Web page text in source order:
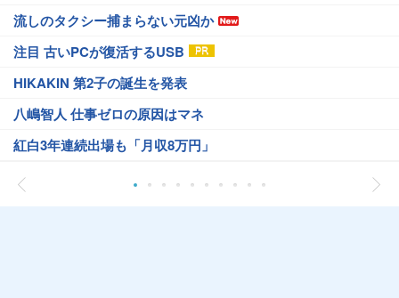
流しのタクシー捕まらない元凶か
注目 古いPCが復活するUSB
HIKAKIN 第2子の誕生を発表
八嶋智人 仕事ゼロの原因はマネ
紅白3年連続出場も「月収8万円」